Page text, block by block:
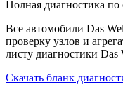
Полная диагностика по
Все автомобили Das
проверку узлов и
листу диагностики Das
Скачать бланк